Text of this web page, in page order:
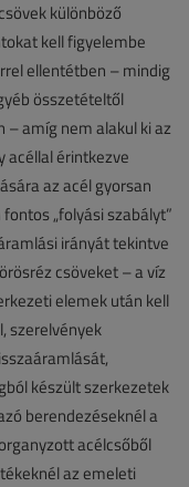
különböző
kell figyelembe
ellentétben – mindig
összetételtől
amíg nem alakul ki az
acéllal érintkezve
az acél gyorsan
„folyási szabályt”
irányát tekintve
csöveket – a víz
elemek után kell
szerelvények
készült szerkezetek
berendezéseknél a
acélcsőből
az emeleti